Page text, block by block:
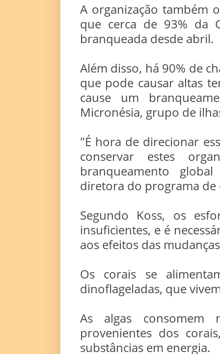
A organização também
que cerca de 93% da
branqueada desde abril.
Além disso, há 90% de
que pode causar altas
cause um
Micronésia, grupo de
"É hora de direcionar
conservar estes
branqueamento
diretora do programa de
Segundo Koss, os
insuficientes, e é
aos efeitos das
Os corais se
dinoflageladas, que
As algas consomem
provenientes dos
substâncias em energia.